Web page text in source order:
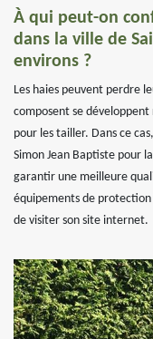
À qui peut-on
dans la ville de
environs ?
Les haies peuvent perdre
composent se
pour les tailler. Dans ce
Simon Jean Baptiste pour
garantir une meilleure
équipements de protection
de visiter son site internet.